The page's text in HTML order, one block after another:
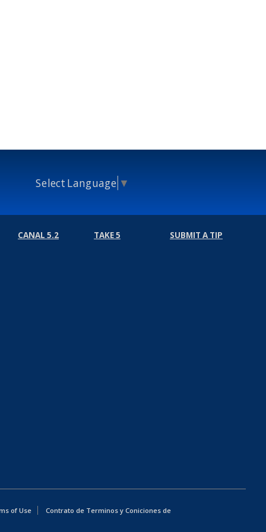
Select Language ▼
CANAL 5.2 TAKE 5 SUBMIT A TIP
of Use
Contrato de Terminos y Coniciones de